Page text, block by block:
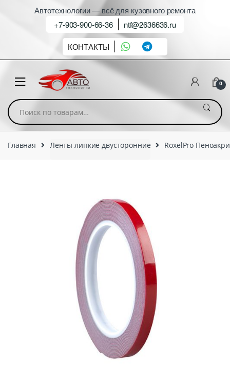
Автотехнологии — всё для кузовного ремонта
+7-903-900-66-36
ntf@2636636.ru
КОНТАКТЫ
0
Искать:
Главная Ленты липкие двусторонние RoxelPro